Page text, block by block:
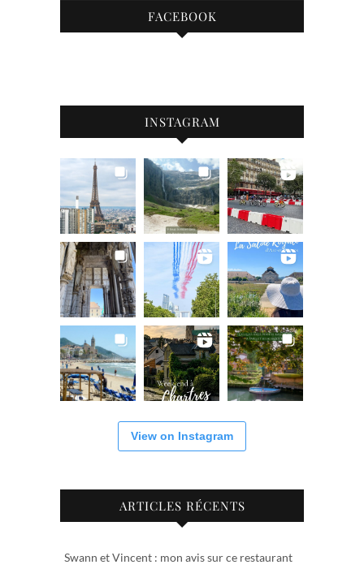
FACEBOOK
INSTAGRAM
View on Instagram
ARTICLES RÉCENTS
Swann et Vincent : mon avis sur ce restaurant